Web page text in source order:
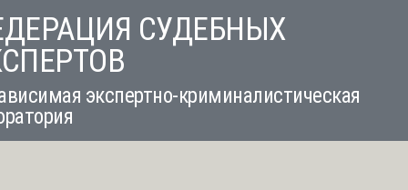
СУДЕБНЫХ
экспертно-криминалистическая